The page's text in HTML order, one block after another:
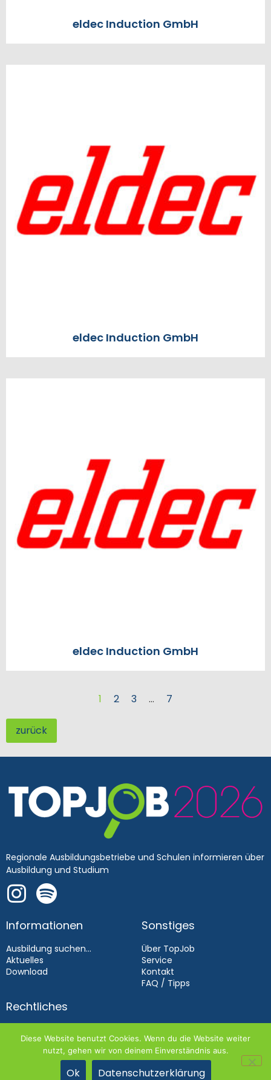
eldec Induction GmbH
eldec Induction GmbH
eldec Induction GmbH
1 2 3 … 7
zurück
Regionale Ausbildungsbetriebe und Schulen informieren über
Ausbildung und Studium
Informationen
Ausbildung suchen...
Aktuelles
Download
Sonstiges
Über TopJob
Service
Kontakt
FAQ / Tipps
Rechtliches
Datenschutz
Aussteller­bedingungen 2026
Diese Website benutzt Cookies. Wenn du die Website weiter
nutzt, gehen wir von deinem Einverständnis aus.
Ok Datenschutzerklärung